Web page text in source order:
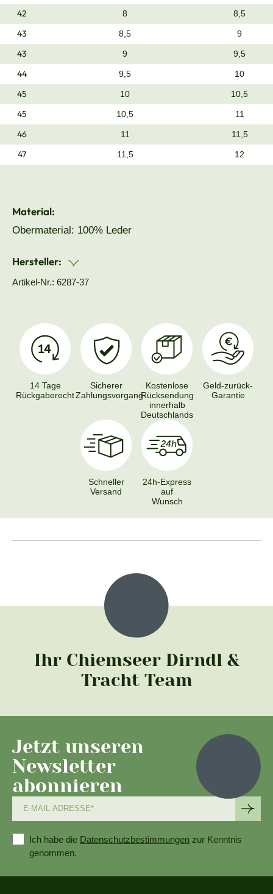
42 8 8,5
43 8,5 9
43 9 9,5
44 9,5 10
45 10 10,5
45 10,5 11
46 11 11,5
47 11,5 12
Material:
Obermaterial: 100% Leder
Hersteller:
Artikel-Nr.: 6287-37
14 Tage
Rückgaberecht
Sicherer
Zahlungsvorgang
Kostenlose
Rücksendung
innerhalb
Deutschlands
Geld-zurück-
Garantie
Schneller
Versand
24h-Express
auf
Wunsch
Ihr Chiemseer Dirndl &
Tracht Team
Jetzt unseren
Newsletter
abonnieren
Ich habe die Datenschutzbestimmungen zur Kenntnis
genommen.